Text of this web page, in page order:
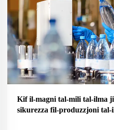
Kif il-magni tal-mili tal-ilma
sikurezza fil-produzzjoni tal-